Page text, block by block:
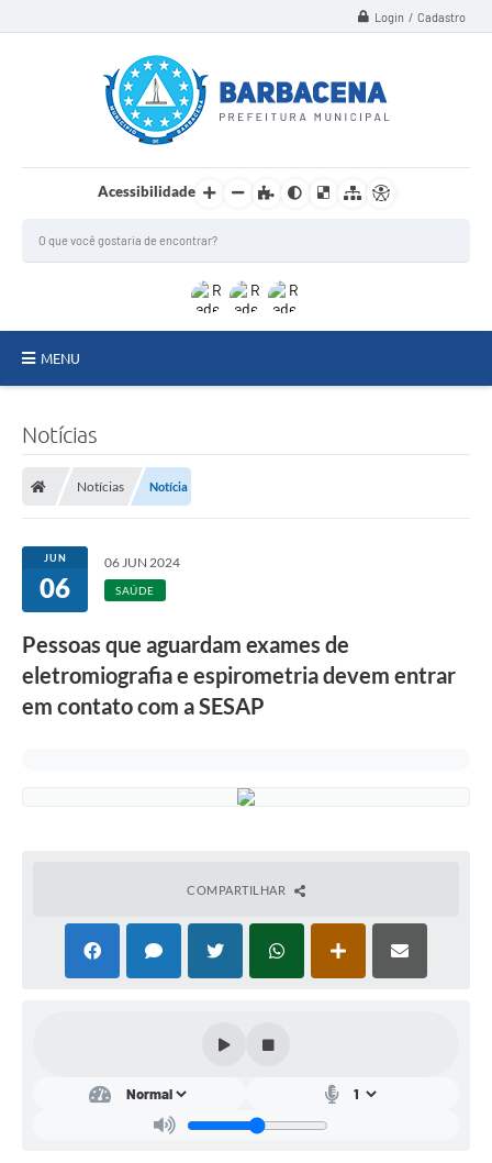
Login / Cadastro
Acessibilidade
MENU
Meio Ambiente
Ouvidoria
Serviços
Visite Barbacena
PPA - PLANO PLURIANUAL 2026/2029
PCA (Planos de Contratações Anuais)
PNAB 2026 - Ciclo 2
Notícias
Notícias Notícia
JUN
06
06 JUN 2024
SAÚDE
Pessoas que aguardam exames de
eletromiografia e espirometria devem entrar
em contato com a SESAP
COMPARTILHAR